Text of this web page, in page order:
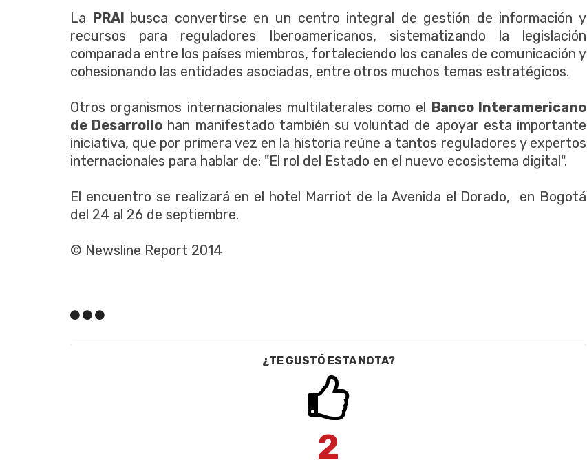
La PRAI busca convertirse en un centro integral de gestión de información y
recursos para reguladores Iberoamericanos, sistematizando la legislación
comparada entre los países miembros, fortaleciendo los canales de comunicación y
cohesionando las entidades asociadas, entre otros muchos temas estratégicos.
Otros organismos internacionales multilaterales como el Banco Interamericano
de Desarrollo han manifestado también su voluntad de apoyar esta importante
iniciativa, que por primera vez en la historia reúne a tantos reguladores y expertos
internacionales para hablar de: "El rol del Estado en el nuevo ecosistema digital".
El encuentro se realizará en el hotel Marriot de la Avenida el Dorado, en Bogotá
del 24 al 26 de septiembre.
© Newsline Report 2014
¿TE GUSTÓ ESTA NOTA?
2